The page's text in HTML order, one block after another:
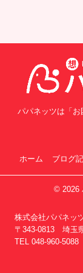
パパネッツは「お
ホーム ブログ
© 2026
株式会社パパネッ
〒343-0813 埼玉
TEL 048-960-